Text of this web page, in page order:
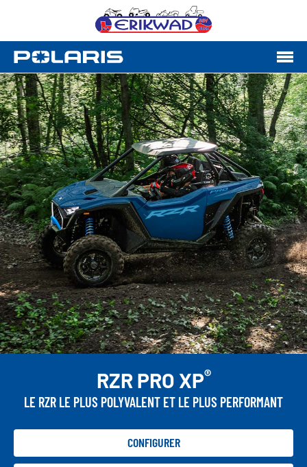
RZR PRO XP®
LE RZR LE PLUS POLYVALENT ET LE PLUS PERFORMANT
CONFIGURER